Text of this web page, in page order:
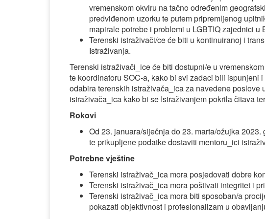
vremenskom okviru na tačno određenim
predviđenom uzorku te putem pripremljenog
mapirale potrebe i problemi u LGBTIQ zajednici u
Terenski istraživači/ce će biti u kontinuiranoj i
Istraživanja.
Terenski istraživači_ice će biti dostupni/e u
te koordinatoru SOC-a, kako bi svi zadaci bili
odabira terenskih istraživača_ica za navedene
istraživača_ica kako bi se Istraživanjem pokrila čitava
Rokovi
Od 23. januara/siječnja do 23. marta/ožujka
te prikupljene podatke dostaviti mentoru_ici
Potrebne vještine
Terenski istraživač_ica mora posjedovati dobre
Terenski istraživač_ica mora poštivati integritet i
Terenski istraživač_ica mora biti sposoban/a
pokazati objektivnost i profesionalizam u